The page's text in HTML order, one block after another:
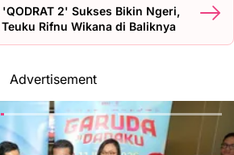
2' Sukses Bikin Ngeri,
Rifnu Wikana di Baliknya
Advertisement